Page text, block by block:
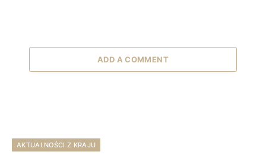
ADD A COMMENT
AKTUALNOŚCI Z KRAJU